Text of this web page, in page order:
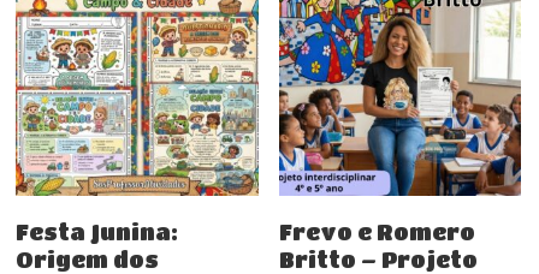
Comprar
Festa Junina:
Origem dos
Comprar
Frevo e Romero
Britto – Projeto